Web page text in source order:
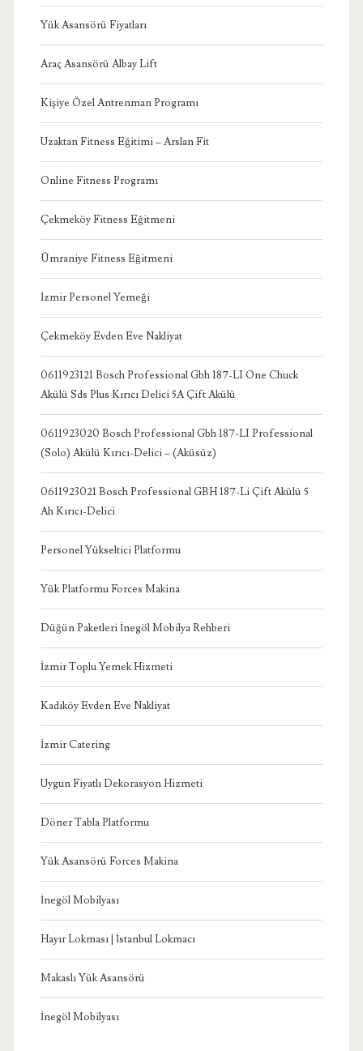
Yük Asansörü Fiyatları
Araç Asansörü Albay Lift
Kişiye Özel Antrenman Programı
Uzaktan Fitness Eğitimi – Arslan Fit
Online Fitness Programı
Çekmeköy Fitness Eğitmeni
Ümraniye Fitness Eğitmeni
İzmir Personel Yemeği
Çekmeköy Evden Eve Nakliyat
0611923121 Bosch Professional Gbh 187-LI One Chuck
Akülü Sds Plus Kırıcı Delici 5A Çift Akülü
0611923020 Bosch Professional Gbh 187-LI Professional
(Solo) Akülü Kırıcı-Delici – (Aküsüz)
0611923021 Bosch Professional GBH 187-Li Çift Akülü 5
Ah Kırıcı-Delici
Personel Yükseltici Platformu
Yük Platformu Forces Makina
Düğün Paketleri İnegöl Mobilya Rehberi
İzmir Toplu Yemek Hizmeti
Kadıköy Evden Eve Nakliyat
İzmir Catering
Uygun Fiyatlı Dekorasyon Hizmeti
Döner Tabla Platformu
Yük Asansörü Forces Makina
İnegöl Mobilyası
Hayır Lokması | İstanbul Lokmacı
Makaslı Yük Asansörü
İnegöl Mobilyası